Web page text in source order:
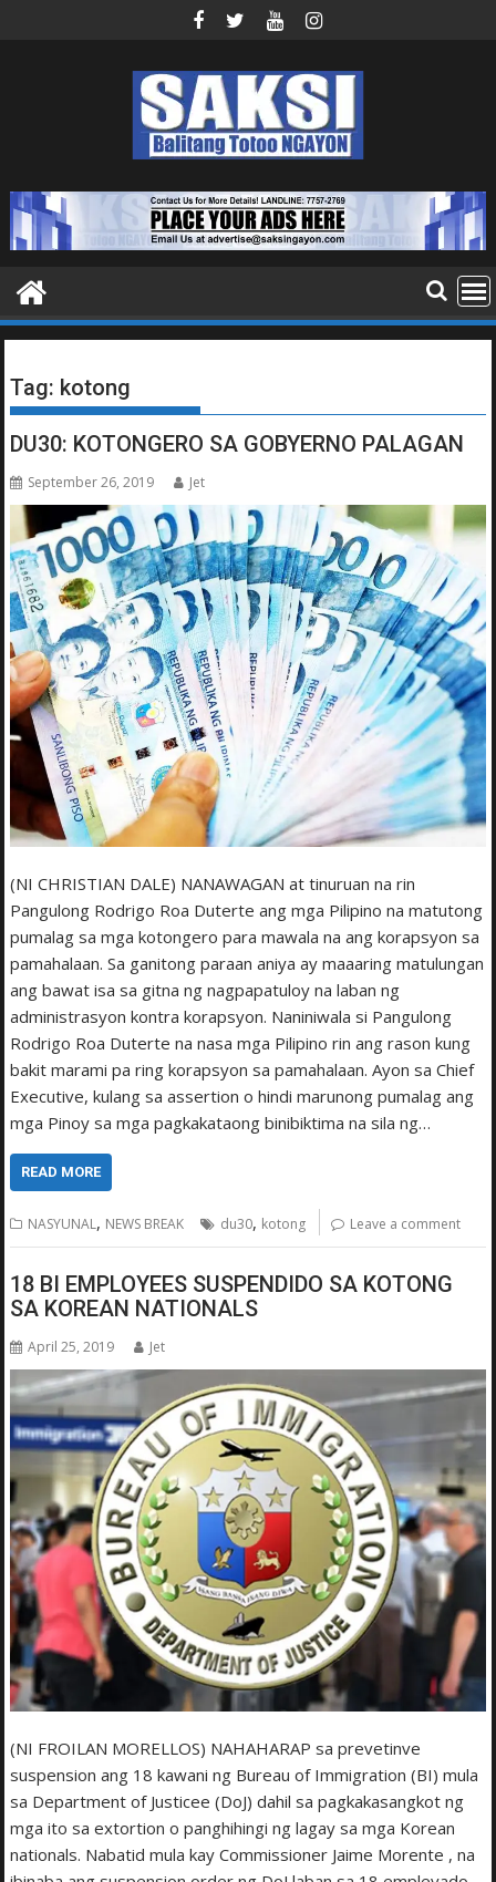
Tag: kotong
DU30: KOTONGERO SA GOBYERNO PALAGAN
September 26, 2019 Jet
(NI CHRISTIAN DALE) NANAWAGAN at tinuruan na rin
Pangulong Rodrigo Roa Duterte ang mga Pilipino na matutong
pumalag sa mga kotongero para mawala na ang korapsyon sa
pamahalaan. Sa ganitong paraan aniya ay maaaring matulungan
ang bawat isa sa gitna ng nagpapatuloy na laban ng
administrasyon kontra korapsyon. Naniniwala si Pangulong
Rodrigo Roa Duterte na nasa mga Pilipino rin ang rason kung
bakit marami pa ring korapsyon sa pamahalaan. Ayon sa Chief
Executive, kulang sa assertion o hindi marunong pumalag ang
mga Pinoy sa mga pagkakataong binibiktima na sila ng…
READ MORE
NASYUNAL, NEWS BREAK du30, kotong Leave a comment
18 BI EMPLOYEES SUSPENDIDO SA KOTONG
SA KOREAN NATIONALS
April 25, 2019 Jet
(NI FROILAN MORELLOS) NAHAHARAP sa prevetinve
suspension ang 18 kawani ng Bureau of Immigration (BI) mula
sa Department of Justicee (DoJ) dahil sa pagkakasangkot ng
mga ito sa extortion o panghihingi ng lagay sa mga Korean
nationals. Nabatid mula kay Commissioner Jaime Morente , na